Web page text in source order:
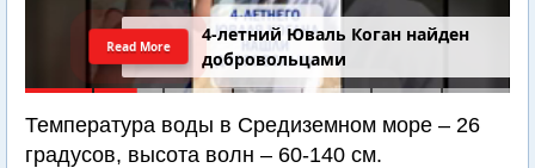
4-летний Юваль Коган найден
добровольцами
Read More
Температура воды в Средиземном море – 26
градусов, высота волн – 60-140 см.